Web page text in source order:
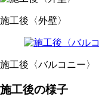
施工後〈外壁〉
施工後〈バルコニー〉
施工後の様子